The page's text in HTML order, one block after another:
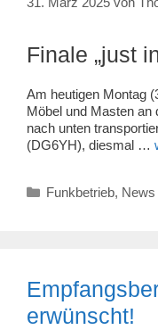
Finale „just
Am heutigen Montag
Möbel und Masten an
nach unten
(DG6YH), diesmal …
Kategorien
Funkbetrieb, News
erwünscht!